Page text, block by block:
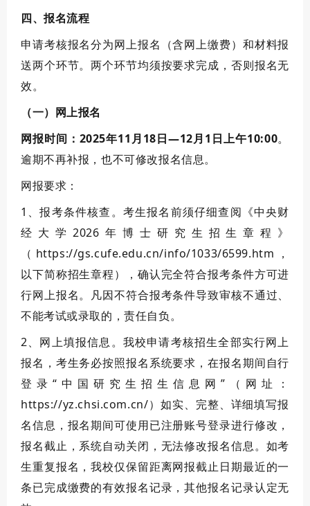
四、报名流程
申请考核报名分为网上报名（含网上缴费）和材料报
送两个环节。两个环节均须按要求完成，否则报名无
效。
（一）网上报名
网报时间： 2025年11月 18日—12月 1 日上午10:00。
逾期不再补报，也不可修改报名信息。
网报要求：
1、报考条件核查。 考生报名前须仔细查阅《中央财
经大学2026年博士研究生招生章程》
（ https://gs.cufe.edu.cn/info/1033/6599.htm ，
以下简称招生章程），确认完全符合报考条件方可进
行网上报名。凡因不符合报考条件导致审核不通过、
不能考试或录取的，责任自负。
2、 网上填报信息。 我校申请考核招生全部实行网上
报名，考生务必按照报名系统要求，在报名期间自行
登录“中国研究生招生信息网”（网址：
https://yz.chsi.com.cn/）如实、完整、详细填写报
名信息，报名期间可使用已注册账号登录进行修改，
报名截止，系统自动关闭，无法修改报名信息。 如考
生重复报名，我校仅保留距离网报截止日期最近的一
条已完成缴费的有效报名记录，其他报名记录认定无